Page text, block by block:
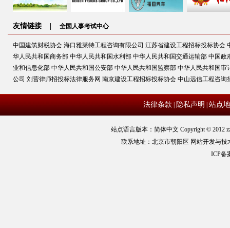
友情链接 | 全国人事考试中心
中国建筑财税协会 海口雅莱特工程咨询有限公司 江苏省建设工程招标投标协会
华人民共和国商务部 中华人民共和国水利部 中华人民共和国交通运输部 中国政
业和信息化部 中华人民共和国公安部 中华人民共和国监察部 中华人民共和国审
公司 刘营律师招投标法律服务网 南京建设工程招标投标协会 中山远信工程咨询
法律条款 隐私声明 站点
站点语言版本：简体中文 Copyright © 2012
联系地址：北京市朝阳区 网站开发与技
ICP备